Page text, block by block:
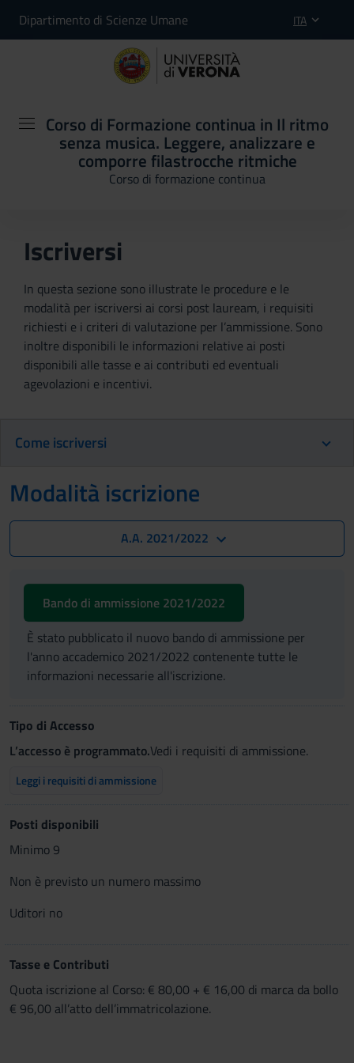
Dipartimento di Scienze Umane ITA
Corso di Formazione continua in Il ritmo
senza musica. Leggere, analizzare e
comporre filastrocche ritmiche
Corso di formazione continua
Iscriversi
In questa sezione sono illustrate le procedure e le
modalità per iscriversi ai corsi post lauream, i requisiti
richiesti e i criteri di valutazione per l’ammissione. Sono
inoltre disponibili le informazioni relative ai posti
disponibili alle tasse e ai contributi ed eventuali
agevolazioni e incentivi.
Come iscriversi
Modalità iscrizione
A.A. 2021/2022
Bando di ammissione 2021/2022
È stato pubblicato il nuovo bando di ammissione per
l'anno accademico 2021/2022 contenente tutte le
informazioni necessarie all'iscrizione.
Tipo di Accesso
L’accesso è programmato.Vedi i requisiti di ammissione.
Leggi i requisiti di ammissione
Posti disponibili
Minimo 9
Non è previsto un numero massimo
Uditori no
Tasse e Contributi
Quota iscrizione al Corso: € 80,00 + € 16,00 di marca da bollo
€ 96,00 all’atto dell’immatricolazione.